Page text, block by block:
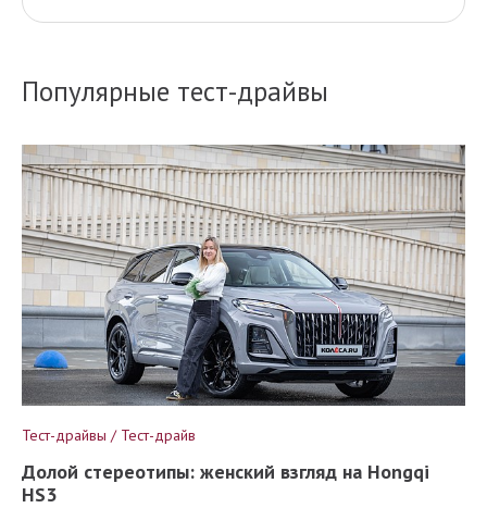
Популярные тест-драйвы
Тест-драйвы / Тест-драйв
Долой стереотипы: женский взгляд на Hongqi
HS3